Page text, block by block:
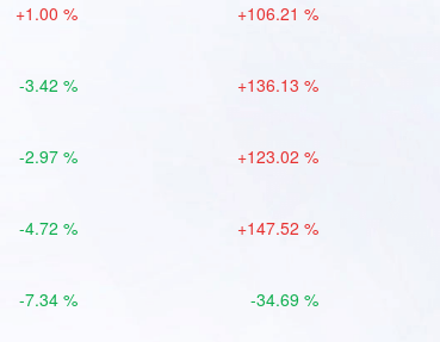
+1.00 % +106.21 %
-3.42 % +136.13 %
-2.97 % +123.02 %
-4.72 % +147.52 %
-7.34 % -34.69 %